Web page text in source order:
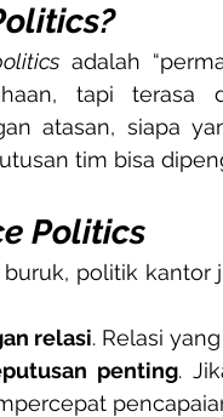
adalah
tapi terasa
atasan, siapa
tim bisa
Politics
politik
relasi. Relasi
penting.